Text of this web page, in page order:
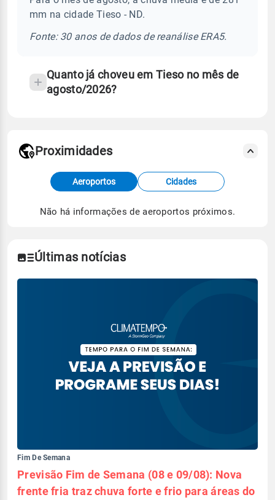
chuva
mm na cidade Tieso - ND.
Fonte: 30 anos de dados de reanálise ERA5.
Quanto já choveu em Tieso no mês de
agosto/2026?
Fonte: dados combinados de estações
meteorológicas e satélite do Centro de Previsão
de Tempo e Estudos Climáticos (CPTEC).
Proximidades
Aeroportos Cidades
Não há informações de aeroportos próximos.
Últimas notícias
Fim De Semana
Previsão Fim de Semana (08 e 09/08): Nova
frente fria traz chuva forte e frio para áreas do